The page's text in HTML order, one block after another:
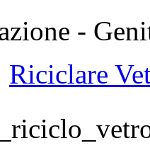
-
Riciclare